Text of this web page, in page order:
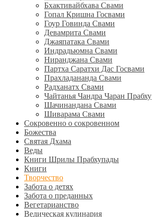
Бхактивайбхава Свами
Гопал Кришна Госвами
Гоур Говинда Свами
Девамрита Свами
Джаяпатака Свами
Индрадьюмна Свами
Ниранджана Свами
Партха Саратхи Дас Госвами
Прахладананда Свами
Радханатх Свами
Чайтанья Чандра Чаран Прабху
Шачинандана Свами
Шиварама Свами
Сокровенно о сокровенном
Божества
Святая Дхама
Веды
Книги Шрилы Прабхупады
Книги
Творчество
Забота о детях
Забота о преданных
Вегетарианство
Ведическая кулинария